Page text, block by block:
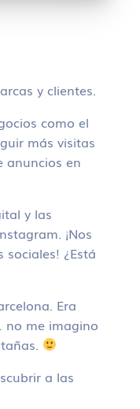
y clientes.
como el
más visitas
anuncios en
y las
¡Nos
¿Está
Era
me imagino
a las